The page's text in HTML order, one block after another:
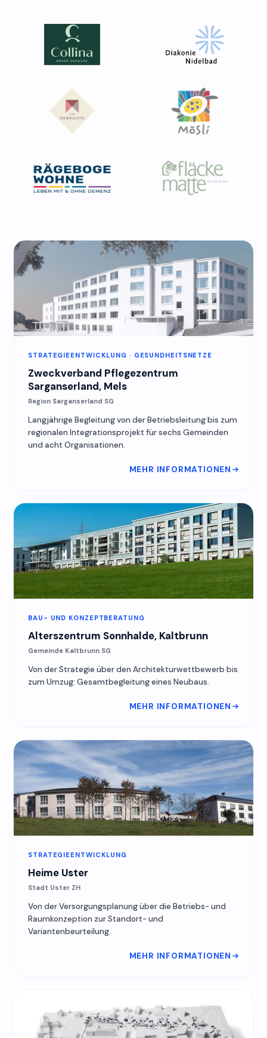
STRATEGIEENTWICKLUNG · GESUNDHEITSNETZE
Zweckverband Pflegezentrum
Sarganserland, Mels
Region Sarganserland SG
Langjährige Begleitung von der Betriebsleitung bis zum
regionalen Integrationsprojekt für sechs Gemeinden
und acht Organisationen.
MEHR INFORMATIONEN
BAU- UND KONZEPTBERATUNG
Alterszentrum Sonnhalde, Kaltbrunn
Gemeinde Kaltbrunn SG
Von der Strategie über den Architekturwettbewerb bis
zum Umzug: Gesamtbegleitung eines Neubaus.
MEHR INFORMATIONEN
STRATEGIEENTWICKLUNG
Heime Uster
Stadt Uster ZH
Von der Versorgungsplanung über die Betriebs- und
Raumkonzeption zur Standort- und
Variantenbeurteilung.
MEHR INFORMATIONEN